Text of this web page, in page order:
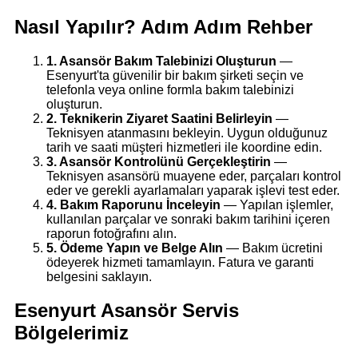
Nasıl Yapılır? Adım Adım Rehber
1. Asansör Bakım Talebinizi Oluşturun —
Esenyurt'ta güvenilir bir bakım şirketi seçin ve
telefonla veya online formla bakım talebinizi
oluşturun.
2. Teknikerin Ziyaret Saatini Belirleyin —
Teknisyen atanmasını bekleyin. Uygun olduğunuz
tarih ve saati müşteri hizmetleri ile koordine edin.
3. Asansör Kontrolünü Gerçekleştirin —
Teknisyen asansörü muayene eder, parçaları kontrol
eder ve gerekli ayarlamaları yaparak işlevi test eder.
4. Bakım Raporunu İnceleyin — Yapılan işlemler,
kullanılan parçalar ve sonraki bakım tarihini içeren
raporun fotoğrafını alın.
5. Ödeme Yapın ve Belge Alın — Bakım ücretini
ödeyerek hizmeti tamamlayın. Fatura ve garanti
belgesini saklayın.
Esenyurt Asansör Servis
Bölgelerimiz